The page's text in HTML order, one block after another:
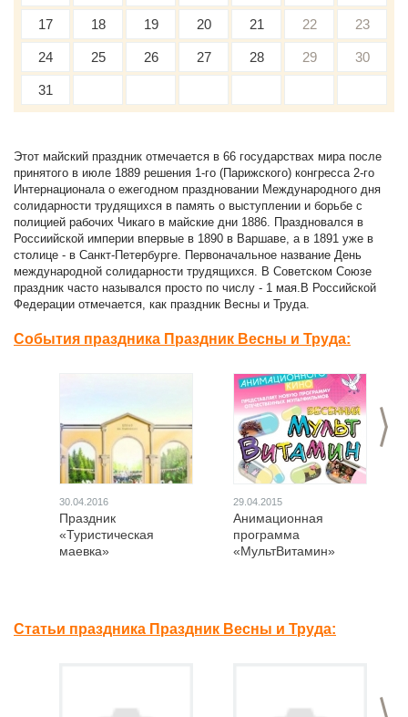
17 18 19 20 21 22 23
24 25 26 27 28 29 30
31
Этот майский праздник отмечается в 66 государствах мира после
принятого в июле 1889 решения 1-го (Парижского) конгресса 2-го
Интернационала о ежегодном праздновании Международного дня
солидарности трудящихся в память о выступлении и борьбе с
полицией рабочих Чикаго в майские дни 1886. Праздновался в
Россиийской империи впервые в 1890 в Варшаве, а в 1891 уже в
столице - в Санкт-Петербурге. Первоначальное название День
международной солидарности трудящихся. В Советском Союзе
праздник часто назывался просто по числу - 1 мая.В Российской
Федерации отмечается, как праздник Весны и Труда.
События праздника Праздник Весны и Труда:
>
30.04.2016
Праздник
«Туристическая
маевка»
29.04.2015
Анимационная
программа
«МультВитамин»
Статьи праздника Праздник Весны и Труда:
>